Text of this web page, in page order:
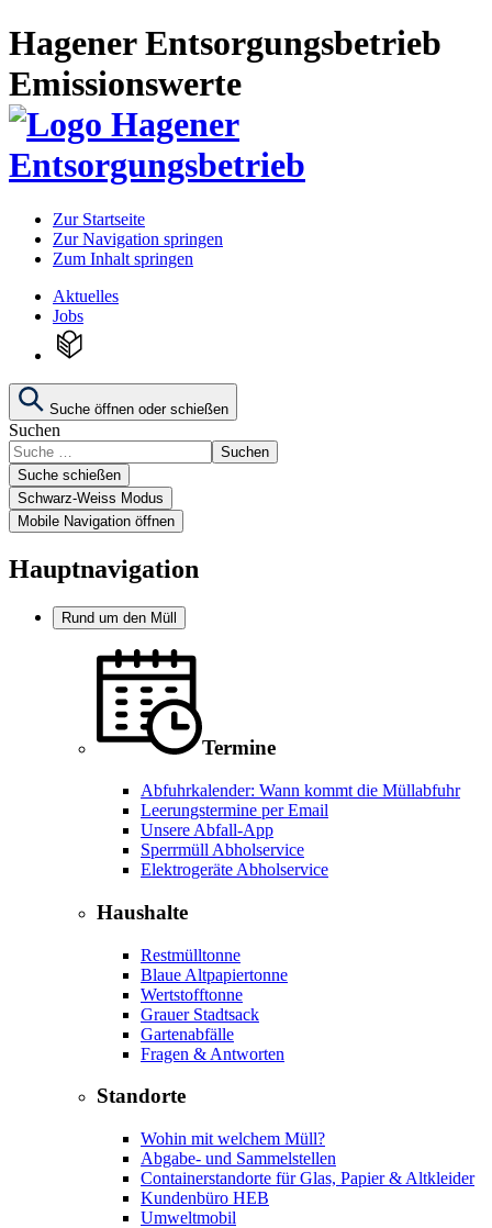
Hagener Entsorgungsbetrieb
Emissionswerte
Zur Startseite
Zur Navigation springen
Zum Inhalt springen
Aktuelles
Jobs
Suche öffnen oder schießen
Suchen
Suchen
Suche schießen
Schwarz-Weiss Modus
Mobile Navigation öffnen
Hauptnavigation
Rund um den Müll
Termine
Abfuhrkalender: Wann kommt die Müllabfuhr
Leerungstermine per Email
Unsere Abfall-App
Sperrmüll Abholservice
Elektrogeräte Abholservice
Haushalte
Restmülltonne
Blaue Altpapiertonne
Wertstofftonne
Grauer Stadtsack
Gartenabfälle
Fragen & Antworten
Standorte
Wohin mit welchem Müll?
Abgabe- und Sammelstellen
Containerstandorte für Glas, Papier & Altkleider
Kundenbüro HEB
Umweltmobil